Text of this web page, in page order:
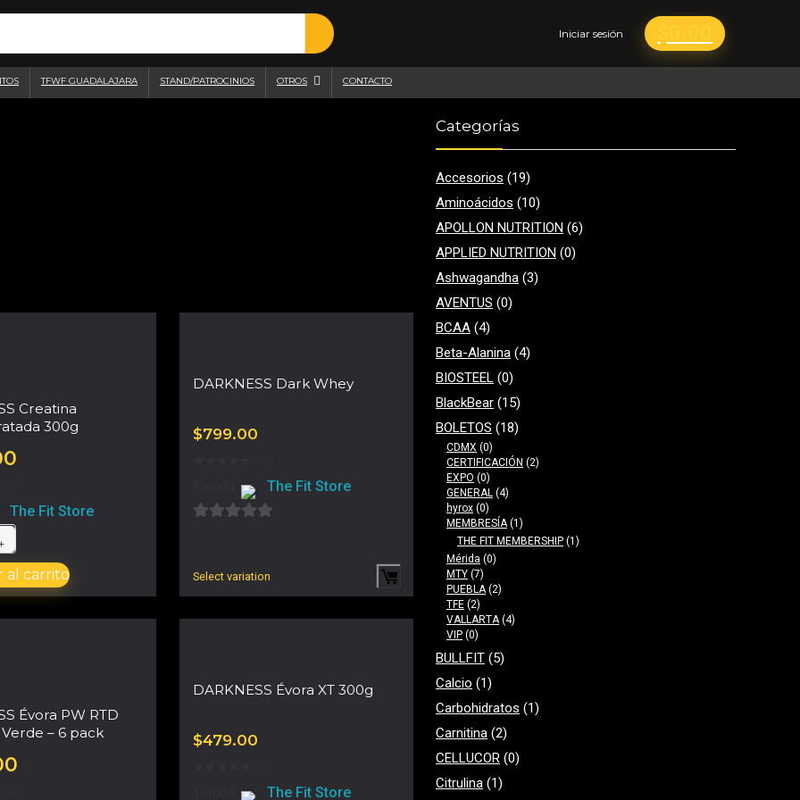
Iniciar sesión
TFWF GUADALAJARA STAND/PATROCINIOS OTROS CONTACTO
Creatina
300g
The Fit Store
al carrito
DARKNESS Dark Whey
$799.00
Tienda: The Fit Store
e
5
Select variation
Évora PW RTD
– 6 pack
DARKNESS Évora XT 300g
$479.00
Tienda: The Fit Store
Categorías
Accesorios (19)
Aminoácidos (10)
APOLLON NUTRITION (6)
APPLIED NUTRITION (0)
Ashwagandha (3)
AVENTUS (0)
BCAA (4)
Beta-Alanina (4)
BIOSTEEL (0)
BlackBear (15)
BOLETOS (18)
CDMX (0)
CERTIFICACIÓN (2)
EXPO (0)
GENERAL (4)
hyrox (0)
MEMBRESÍA (1)
THE FIT MEMBERSHIP (1)
Mérida (0)
MTY (7)
PUEBLA (2)
TFE (2)
VALLARTA (4)
VIP (0)
BULLFIT (5)
Calcio (1)
Carbohidratos (1)
Carnitina (2)
CELLUCOR (0)
Citrulina (1)